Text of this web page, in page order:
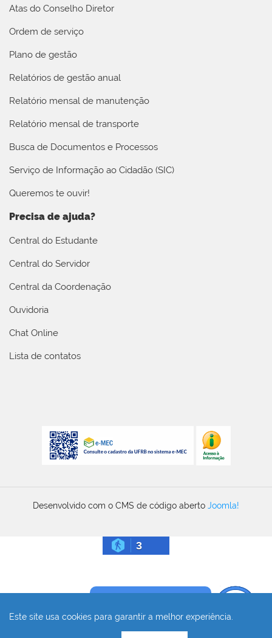
Este site usa cookies para garantir a melhor experiência.
Atas do Conselho Diretor
Ordem de serviço
Plano de gestão
Relatórios de gestão anual
Relatório mensal de manutenção
Relatório mensal de transporte
Busca de Documentos e Processos
Serviço de Informação ao Cidadão (SIC)
Queremos te ouvir!
Precisa de ajuda?
Central do Estudante
Central do Servidor
Central da Coordenação
Ouvidoria
Chat Online
Lista de contatos
Desenvolvido com o CMS de código aberto Joomla!
3